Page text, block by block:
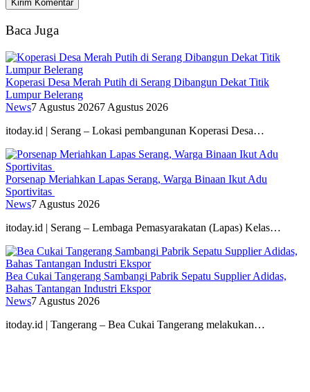
Baca Juga
Koperasi Desa Merah Putih di Serang Dibangun Dekat Titik
Lumpur Belerang
News7 Agustus 20267 Agustus 2026
itoday.id | Serang – Lokasi pembangunan Koperasi Desa…
Porsenap Meriahkan Lapas Serang, Warga Binaan Ikut Adu
Sportivitas
News7 Agustus 2026
itoday.id | Serang – Lembaga Pemasyarakatan (Lapas) Kelas…
Bea Cukai Tangerang Sambangi Pabrik Sepatu Supplier Adidas,
Bahas Tantangan Industri Ekspor
News7 Agustus 2026
itoday.id | Tangerang – Bea Cukai Tangerang melakukan…